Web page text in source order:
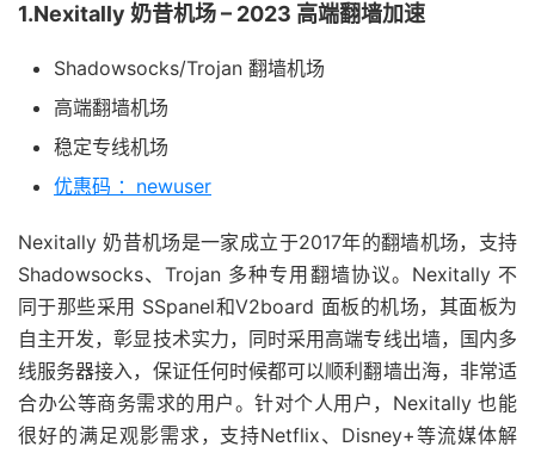
1.Nexitally 奶昔机场 – 2023 高端翻墙加速
Shadowsocks/Trojan 翻墙机场
高端翻墙机场
稳定专线机场
优惠码 ：newuser
Nexitally 奶昔机场是一家成立于2017年的翻墙机场，支持
Shadowsocks、Trojan 多种专用翻墙协议。Nexitally 不
同于那些采用 SSpanel和V2board 面板的机场，其面板为
自主开发，彰显技术实力，同时采用高端专线出墙，国内多
线服务器接入，保证任何时候都可以顺利翻墙出海，非常适
合办公等商务需求的用户。针对个人用户，Nexitally 也能
很好的满足观影需求，支持Netflix、Disney+等流媒体解